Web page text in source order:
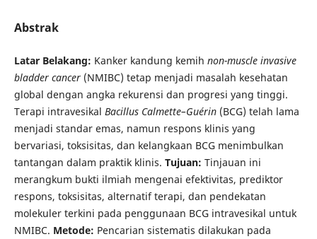
Abstrak
Latar Belakang: Kanker kandung kemih non-muscle invasive
bladder cancer(NMIBC) tetap menjadi masalah kesehatan
global dengan angka rekurensi dan progresi yang tinggi.
Terapi intravesikal Bacillus Calmette–Guérin (BCG) telah lama
menjadi standar emas, namun respons klinis yang
bervariasi, toksisitas, dan kelangkaan BCG menimbulkan
tantangan dalam praktik klinis. Tujuan: Tinjauan ini
merangkum bukti ilmiah mengenai efektivitas, prediktor
respons, toksisitas, alternatif terapi, dan pendekatan
molekuler terkini pada penggunaan BCG intravesikal untuk
NMIBC. Metode: Pencarian sistematis dilakukan pada